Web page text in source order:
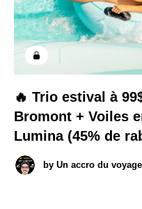
🔥 Trio estival à
Bromont + Voiles
Lumina (45% de
by Un accro du voyage